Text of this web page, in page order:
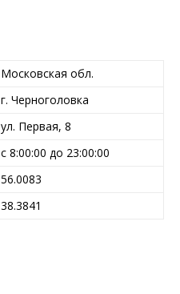
Московская обл.
г. Черноголовка
ул. Первая, 8
с 8:00:00 до 23:00:00
56.0083
38.3841